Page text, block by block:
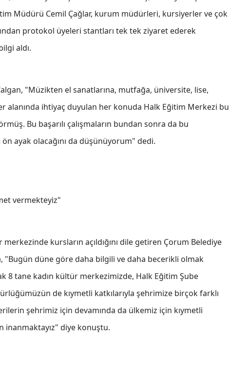
Müdürü Cemil Çağlar, kurum müdürleri, kursiyerler ve çok
protokol üyeleri stantları tek tek ziyaret ederek
aldı.
"Müzikten el sanatlarına, mutfağa, üniversite, lise,
alanında ihtiyaç duyulan her konuda Halk Eğitim Merkezi bu
Bu başarılı çalışmaların bundan sonra da bu
ayak olacağını da düşünüyorum" dedi.
vermekteyiz"
kursların açıldığını dile getiren Çorum Belediye
"Bugün düne göre daha bilgili ve daha becerikli olmak
8 tane kadın kültür merkezimizde, Halk Eğitim Şube
de kıymetli katkılarıyla şehrimize birçok farklı
şehrimiz için devamında da ülkemiz için kıymetli
inanmaktayız" diye konuştu.